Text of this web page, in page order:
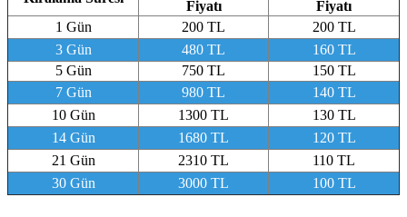
Fiyatı
Fiyatı
1 Gün
200 TL
200 TL
3 Gün
480 TL
160 TL
5 Gün
750 TL
150 TL
7 Gün
980 TL
140 TL
10 Gün
1300 TL
130 TL
14 Gün
1680 TL
120 TL
21 Gün
2310 TL
110 TL
30 Gün
3000 TL 100 TL